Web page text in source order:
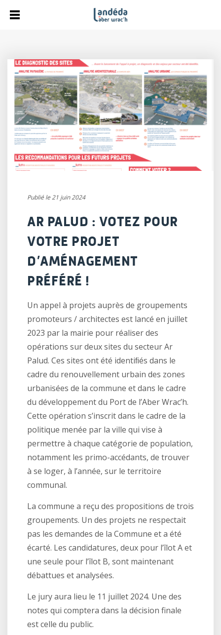
Publié le 21 juin 2024
AR PALUD : VOTEZ POUR
VOTRE PROJET
D’AMÉNAGEMENT
PRÉFÉRÉ !
Un appel à projets auprès de groupements
promoteurs / architectes est lancé en juillet
2023 par la mairie pour réaliser des
opérations sur deux sites du secteur Ar
Palud. Ces sites ont été identiﬁés dans le
cadre du renouvellement urbain des zones
urbanisées de la commune et dans le cadre
du développement du Port de l’Aber Wrac’h.
Cette opération s’inscrit dans le cadre de la
politique menée par la ville qui vise à
permettre à chaque catégorie de population,
notamment les primo-accédants, de trouver
à se loger, à l’année, sur le territoire
communal.
La commune a reçu des propositions de trois
groupements. Un des projets ne respectait
pas les demandes de la Commune et a été
écarté. Les candidatures, deux pour l’îlot A et
une seule pour l’îlot B, sont maintenant
débattues et analysées.
Le jury aura lieu le 11 juillet 2024. Une des
notes qui comptera dans la décision finale
est celle du public.